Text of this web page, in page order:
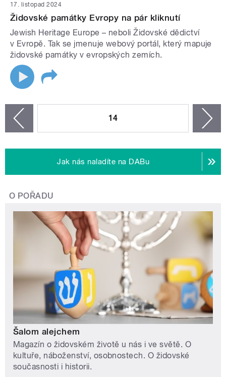
17. listopad 2024
Židovské památky Evropy na pár kliknutí
Jewish Heritage Europe – neboli Židovské dědictví
v Evropě. Tak se jmenuje webový portál, který mapuje
židovské památky v evropských zemích.
14
Jak nás naladíte na DABu
O POŘADU
Šalom alejchem
Magazín o židovském životě u nás i ve světě. O
kultuře, náboženství, osobnostech. O židovské
současnosti i historii.